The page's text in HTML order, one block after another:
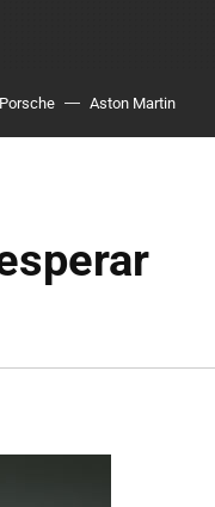
Porsche Aston Martin